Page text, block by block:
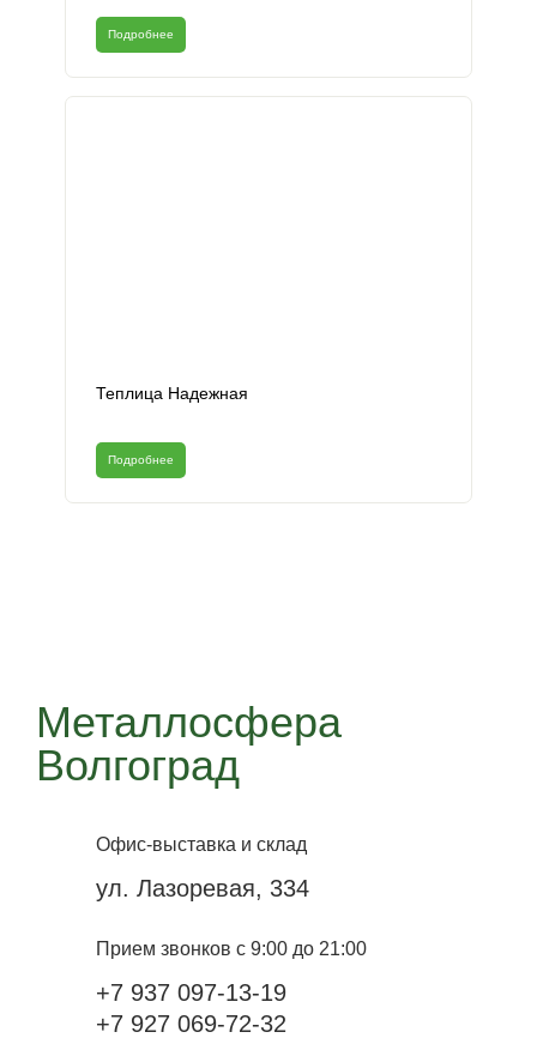
Подробнее
Теплица Надежная
Подробнее
Металлосфера
Волгоград
Офис-выставка и склад
ул. Лазоревая, 334
Прием звонков с 9:00 до 21:00
+7 937 097-13-19
+7 927 069-72-32